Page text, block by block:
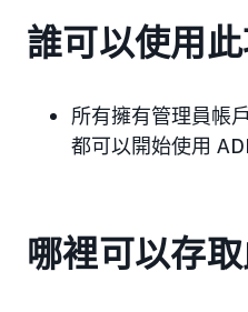
誰可以使用此
所有擁有管理員帳
都可以開始使用
哪裡可以存